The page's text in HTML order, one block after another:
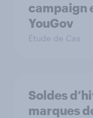
campaign
YouGov
Étude de Cas
Soldes
marques